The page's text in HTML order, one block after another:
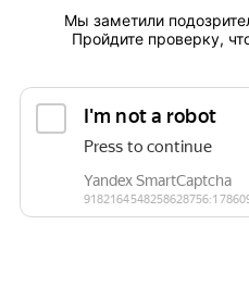
Мы заметили
Пройдите проверку,